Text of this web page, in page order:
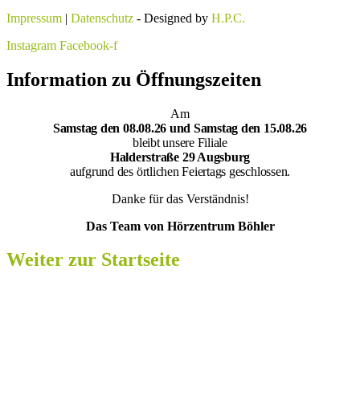
Impressum | Datenschutz - Designed by H.P.C.
Instagram Facebook-f
Information zu Öffnungszeiten
Am
Samstag den 08.08.26 und Samstag den 15.08.26
bleibt unsere Filiale
Halderstraße 29 Augsburg
aufgrund des örtlichen Feiertags geschlossen.
Danke für das Verständnis!
Das Team von Hörzentrum Böhler
Weiter zur Startseite